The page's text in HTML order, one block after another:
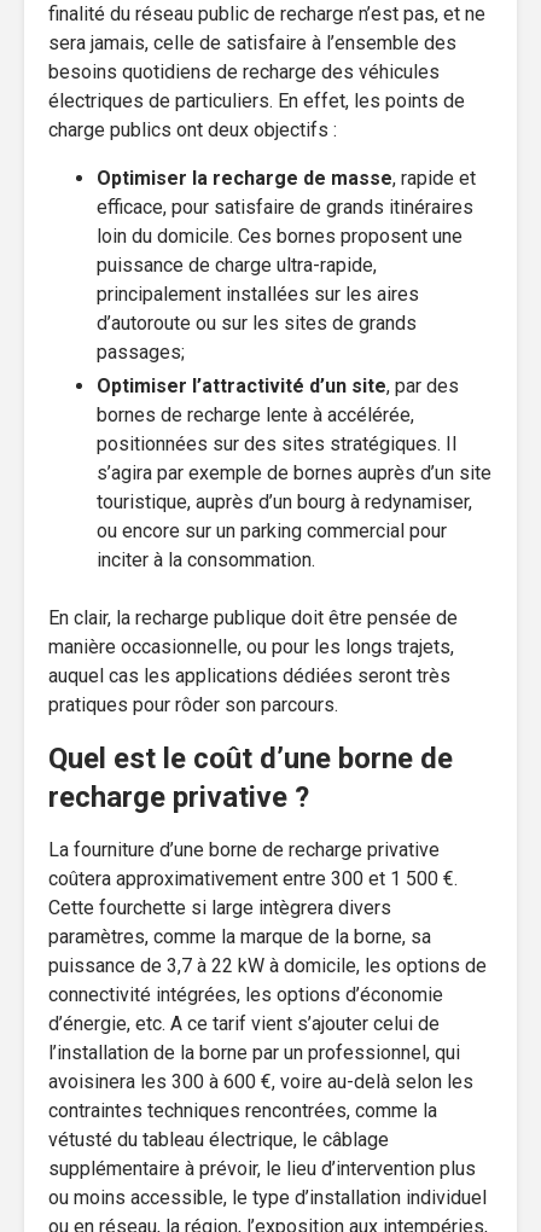
finalité du réseau public de recharge n’est pas, et ne
sera jamais, celle de satisfaire à l’ensemble des
besoins quotidiens de recharge des véhicules
électriques de particuliers. En effet, les points de
charge publics ont deux objectifs :
Optimiser la recharge de masse, rapide et
efficace, pour satisfaire de grands itinéraires
loin du domicile. Ces bornes proposent une
puissance de charge ultra-rapide,
principalement installées sur les aires
d’autoroute ou sur les sites de grands
passages;
Optimiser l’attractivité d’un site, par des
bornes de recharge lente à accélérée,
positionnées sur des sites stratégiques. Il
s’agira par exemple de bornes auprès d’un site
touristique, auprès d’un bourg à redynamiser,
ou encore sur un parking commercial pour
inciter à la consommation.
En clair, la recharge publique doit être pensée de
manière occasionnelle, ou pour les longs trajets,
auquel cas les applications dédiées seront très
pratiques pour rôder son parcours.
Quel est le coût d’une borne de
recharge privative ?
La fourniture d’une borne de recharge privative
coûtera approximativement entre 300 et 1 500 €.
Cette fourchette si large intègrera divers
paramètres, comme la marque de la borne, sa
puissance de 3,7 à 22 kW à domicile, les options de
connectivité intégrées, les options d’économie
d’énergie, etc. A ce tarif vient s’ajouter celui de
l’installation de la borne par un professionnel, qui
avoisinera les 300 à 600 €, voire au-delà selon les
contraintes techniques rencontrées, comme la
vétusté du tableau électrique, le câblage
supplémentaire à prévoir, le lieu d’intervention plus
ou moins accessible, le type d’installation individuel
ou en réseau, la région, l’exposition aux intempéries,